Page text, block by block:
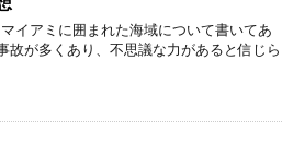
イアミに囲まれた海域について書いてあ
故が多くあり、不思議な力があると信じら